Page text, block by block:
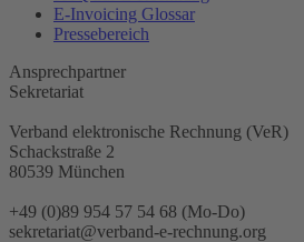
E-Invoicing Glossar
Pressebereich
Ansprechpartner
Sekretariat
Verband elektronische Rechnung (VeR)
Schackstraße 2
80539 München
+49 (0)89 954 57 54 68 (Mo-Do)
sekretariat@verband-e-rechnung.org